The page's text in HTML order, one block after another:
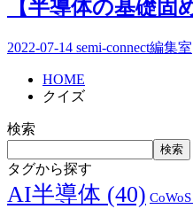
【半導体の基礎固
2022-07-14 semi-connect編集室
HOME
クイズ
検索
検索
タグから探す
AI半導体 (40) CoWoS